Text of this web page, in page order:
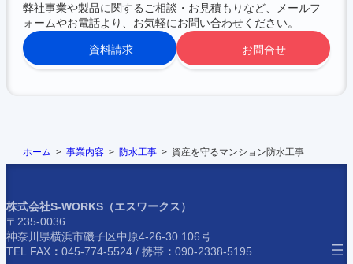
弊社事業や製品に関するご相談・お見積もりなど、メールフ
ォームやお電話より、お気軽にお問い合わせください。
資料請求 お問合せ
ホーム 事業内容 防水工事 資産を守るマンション防水工事
株式会社S-WORKS（エスワークス）
〒235-0036
神奈川県横浜市磯子区中原4-26-30 106号
TEL.FAX ： 045-774-5524 / 携帯 ： 090-2338-5195